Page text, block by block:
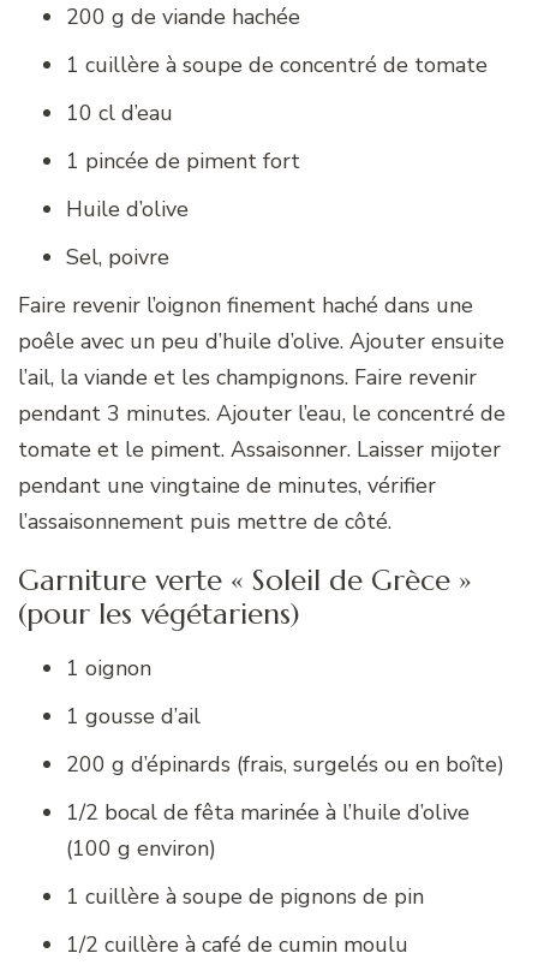
200 g de viande hachée
1 cuillère à soupe de concentré de tomate
10 cl d’eau
1 pincée de piment fort
Huile d’olive
Sel, poivre
Faire revenir l’oignon finement haché dans une
poêle avec un peu d’huile d’olive. Ajouter ensuite
l’ail, la viande et les champignons. Faire revenir
pendant 3 minutes. Ajouter l’eau, le concentré de
tomate et le piment. Assaisonner. Laisser mijoter
pendant une vingtaine de minutes, vérifier
l’assaisonnement puis mettre de côté.
Garniture verte « Soleil de Grèce »
(pour les végétariens)
1 oignon
1 gousse d’ail
200 g d’épinards (frais, surgelés ou en boîte)
1/2 bocal de fêta marinée à l’huile d’olive
(100 g environ)
1 cuillère à soupe de pignons de pin
1/2 cuillère à café de cumin moulu